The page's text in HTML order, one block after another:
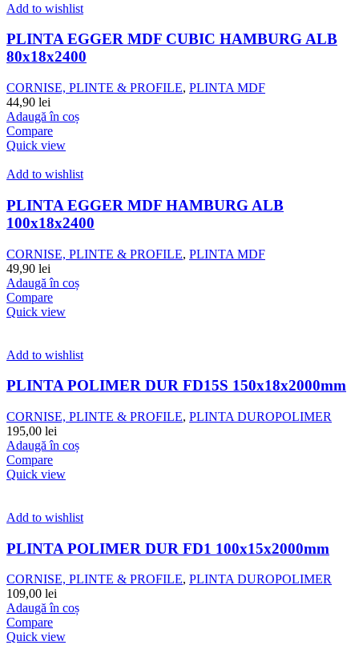
Add to wishlist
PLINTA EGGER MDF CUBIC HAMBURG ALB
80x18x2400
CORNISE, PLINTE & PROFILE, PLINTA MDF
44,90 lei
Adaugă în coș
Compare
Quick view
Add to wishlist
PLINTA EGGER MDF HAMBURG ALB
100x18x2400
CORNISE, PLINTE & PROFILE, PLINTA MDF
49,90 lei
Adaugă în coș
Compare
Quick view
Add to wishlist
PLINTA POLIMER DUR FD15S 150x18x2000mm
CORNISE, PLINTE & PROFILE, PLINTA DUROPOLIMER
195,00 lei
Adaugă în coș
Compare
Quick view
Add to wishlist
PLINTA POLIMER DUR FD1 100x15x2000mm
CORNISE, PLINTE & PROFILE, PLINTA DUROPOLIMER
109,00 lei
Adaugă în coș
Compare
Quick view